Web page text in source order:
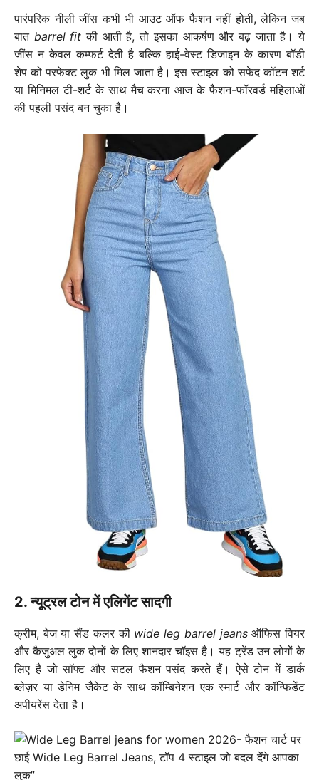
पारंपरिक नीली जींस कभी भी आउट ऑफ फैशन नहीं होती, लेकिन जब
बात barrel fit की आती है, तो इसका आकर्षण और बढ़ जाता है। ये
जींस न केवल कम्फर्ट देती है बल्कि हाई-वेस्ट डिजाइन के कारण बॉडी
शेप को परफेक्ट लुक भी मिल जाता है। इस स्टाइल को सफेद कॉटन शर्ट
या मिनिमल टी-शर्ट के साथ मैच करना आज के फैशन-फॉरवर्ड महिलाओं
की पहली पसंद बन चुका है।
2. न्यूट्रल टोन में एलिगेंट सादगी
क्रीम, बेज या सैंड कलर की wide leg barrel jeansऑफिस वियर
और कैजुअल लुक दोनों के लिए शानदार चॉइस है। यह ट्रेंड उन लोगों के
लिए है जो सॉफ्ट और सटल फैशन पसंद करते हैं। ऐसे टोन में डार्क
ब्लेज़र या डेनिम जैकेट के साथ कॉम्बिनेशन एक स्मार्ट और कॉन्फिडेंट
अपीयरेंस देता है।